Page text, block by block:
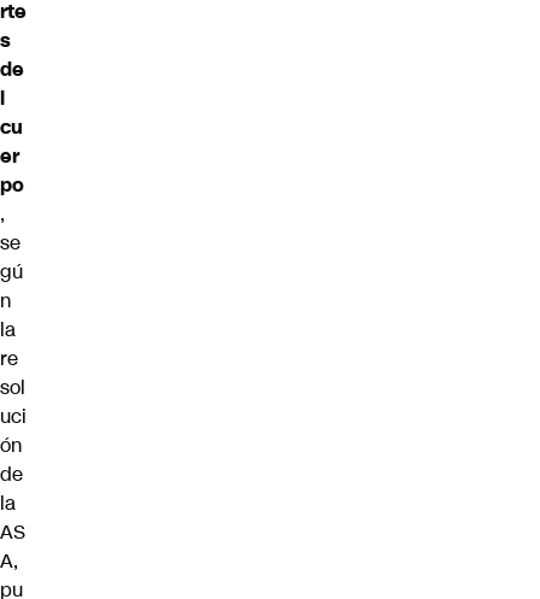
rte
s
de
l
cu
er
po
,
se
gú
n
la
re
sol
uci
ón
de
la
AS
A,
pu